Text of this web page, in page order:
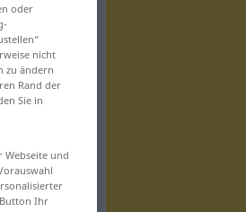
oder
nicht
zu ändern
Rand der
Sie in
und
Ihr